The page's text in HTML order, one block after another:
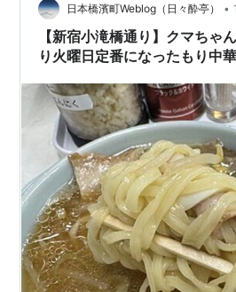
日本橋濱町Weblog（日々酔亭） •
【新宿小滝橋通り】クマちゃ
り火曜日定番になったもり中